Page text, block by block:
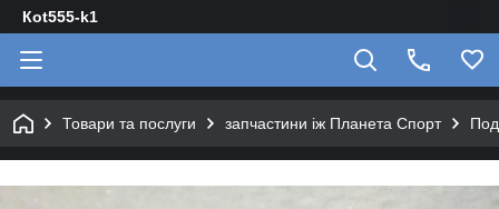
Кot555-k1
Товари та послуги запчастини іж Планета Спорт